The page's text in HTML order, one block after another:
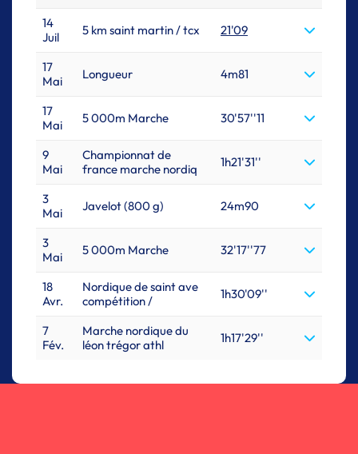
14
Juil
5 km saint martin / tcx 21'09
17
Mai
Longueur 4m81
17
Mai
5 000m Marche 30'57''11
9
Mai
Championnat de
france marche nordiq
1h21'31''
3
Mai
Javelot (800 g) 24m90
3
Mai
5 000m Marche 32'17''77
18
Avr.
Nordique de saint ave
compétition /
1h30'09''
7
Fév.
Marche nordique du
léon trégor athl
1h17'29''